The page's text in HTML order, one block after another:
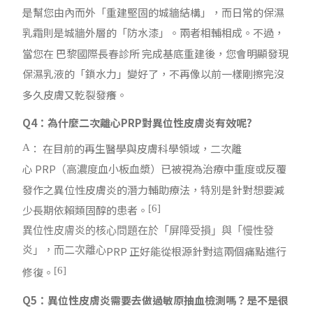
是幫您由內而外「重建堅固的城牆結構」，而日常的保濕
乳霜則是城牆外層的「防水漆」。兩者相輔相成。不過，
當您在 巴黎國際長春診所 完成基底重建後，您會明顯發現
保濕乳液的「鎖水力」變好了，不再像以前一樣剛擦完沒
多久皮膚又乾裂發癢。
Q4：為什麼二次離心PRP對異位性皮膚炎有效呢?
A ： 在目前的再生醫學與皮膚科學領域，二次離
心 PRP （高濃度血小板血漿）已被視為治療中重度或反覆
發作之異位性皮膚炎的潛力輔助療法，特別是針對想要減
少長期依賴類固醇的患者。 [6]
異位性皮膚炎的核心問題在於「屏障受損」與「慢性發
炎」，而二次離心PRP 正好能從根源針對這兩個痛點進行
修復。 [6]
Q5：異位性皮膚炎需要去做過敏原抽血檢測嗎？是不是很